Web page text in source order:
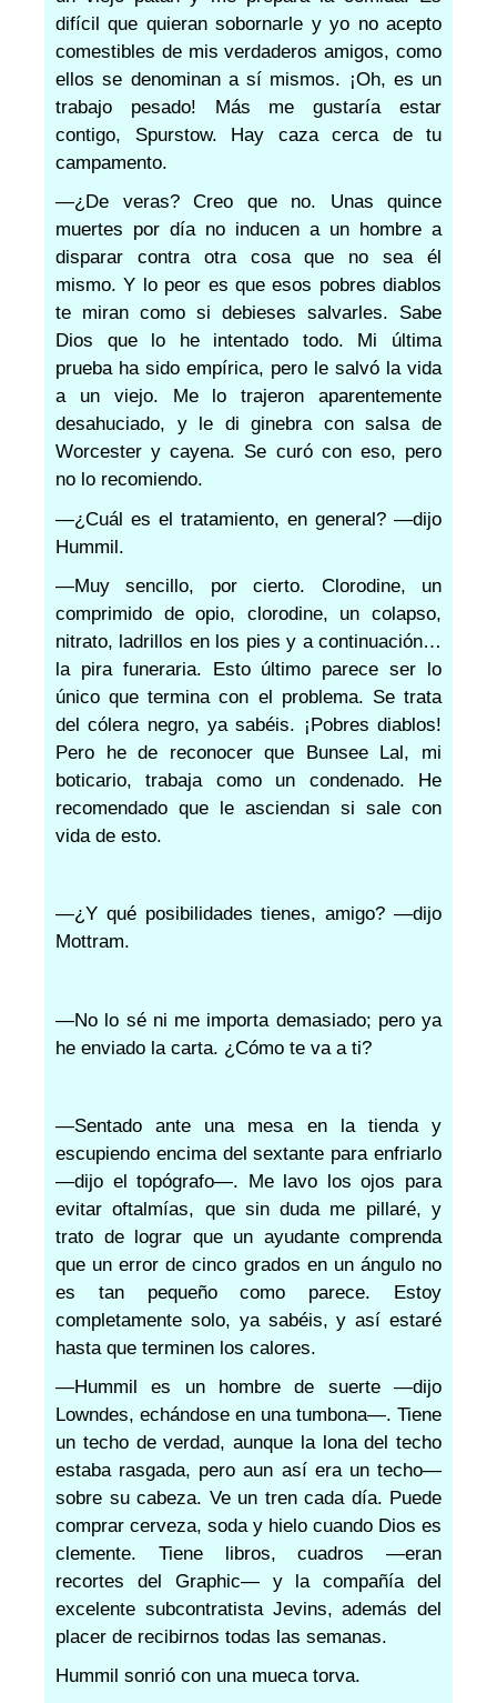
difícil que quieran sobornarle y yo no acepto
comestibles de mis verdaderos amigos, como
ellos se denominan a sí mismos. ¡Oh, es un
trabajo pesado! Más me gustaría estar
contigo, Spurstow. Hay caza cerca de tu
campamento.
—¿De veras? Creo que no. Unas quince
muertes por día no inducen a un hombre a
disparar contra otra cosa que no sea él
mismo. Y lo peor es que esos pobres diablos
te miran como si debieses salvarles. Sabe
Dios que lo he intentado todo. Mi última
prueba ha sido empírica, pero le salvó la vida
a un viejo. Me lo trajeron aparentemente
desahuciado, y le di ginebra con salsa de
Worcester y cayena. Se curó con eso, pero
no lo recomiendo.
—¿Cuál es el tratamiento, en general? —dijo
Hummil.
—Muy sencillo, por cierto. Clorodine, un
comprimido de opio, clorodine, un colapso,
nitrato, ladrillos en los pies y a continuación…
la pira funeraria. Esto último parece ser lo
único que termina con el problema. Se trata
del cólera negro, ya sabéis. ¡Pobres diablos!
Pero he de reconocer que Bunsee Lal, mi
boticario, trabaja como un condenado. He
recomendado que le asciendan si sale con
vida de esto.
—¿Y qué posibilidades tienes, amigo? —dijo
Mottram.
—No lo sé ni me importa demasiado; pero ya
he enviado la carta. ¿Cómo te va a ti?
—Sentado ante una mesa en la tienda y
escupiendo encima del sextante para enfriarlo
—dijo el topógrafo—. Me lavo los ojos para
evitar oftalmías, que sin duda me pillaré, y
trato de lograr que un ayudante comprenda
que un error de cinco grados en un ángulo no
es tan pequeño como parece. Estoy
completamente solo, ya sabéis, y así estaré
hasta que terminen los calores.
—Hummil es un hombre de suerte —dijo
Lowndes, echándose en una tumbona—. Tiene
un techo de verdad, aunque la lona del techo
estaba rasgada, pero aun así era un techo—
sobre su cabeza. Ve un tren cada día. Puede
comprar cerveza, soda y hielo cuando Dios es
clemente. Tiene libros, cuadros —eran
recortes del Graphic— y la compañía del
excelente subcontratista Jevins, además del
placer de recibirnos todas las semanas.
Hummil sonrió con una mueca torva.